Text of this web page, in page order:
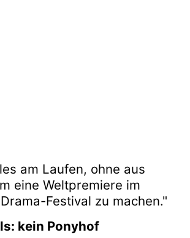
am Laufen, ohne aus
eine Weltpremiere im
Festival zu machen."
kein Ponyhof